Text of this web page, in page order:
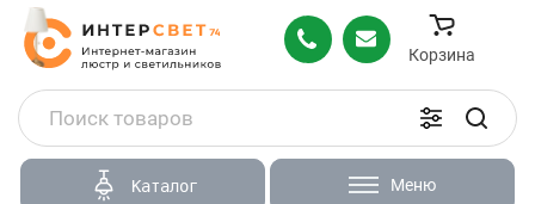
Корзина
Каталог Меню